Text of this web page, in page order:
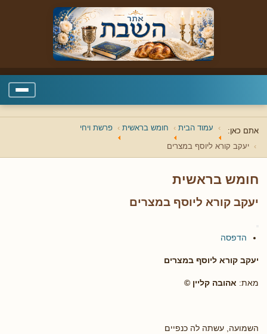
אתם כאן: עמוד הבית חומש בראשית פרשת ויחי
יעקב קורא ליוסף במצרים
חומש בראשית
יעקב קורא ליוסף במצרים
הדפסה
יעקב קורא ליוסף במצרים
מאת: אהובה קליין ©
השמועה, עשתה לה כנפיים